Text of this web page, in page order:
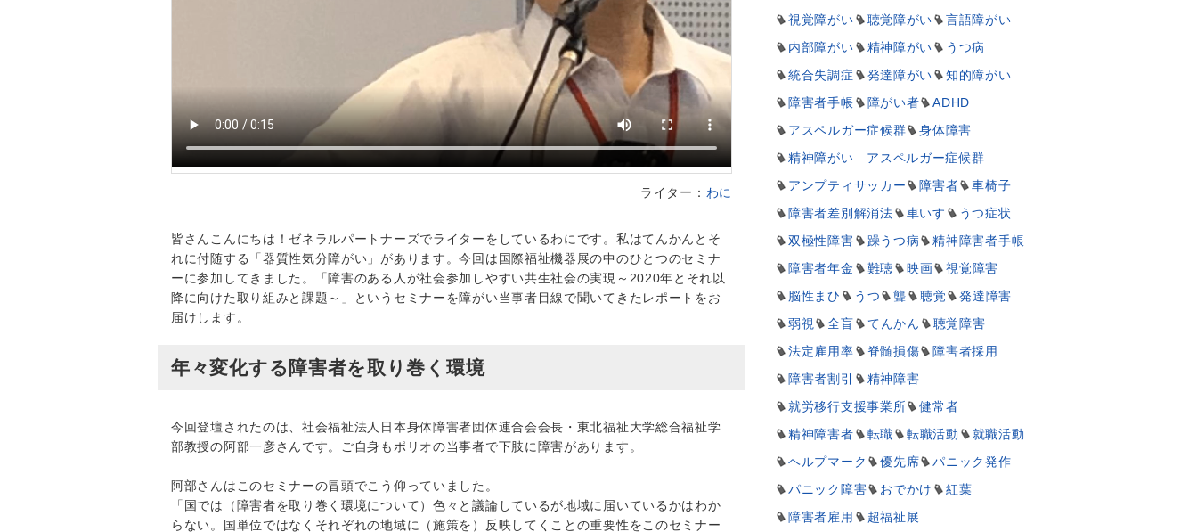
ライター： わに
皆さんこんにちは！ゼネラルパートナーズでライターをしているわにです。私はてんかんとそ
れに付随する「器質性気分障がい」があります。今回は国際福祉機器展の中のひとつのセミナ
ーに参加してきました。「障害のある人が社会参加しやすい共生社会の実現～2020年とそれ以
降に向けた取り組みと課題～」というセミナーを障がい当事者目線で聞いてきたレポートをお
届けします。
年々変化する障害者を取り巻く環境
今回登壇されたのは、社会福祉法人日本身体障害者団体連合会会長・東北福祉大学総合福祉学
部教授の阿部一彦さんです。ご自身もポリオの当事者で下肢に障害があります。
阿部さんはこのセミナーの冒頭でこう仰っていました。
「国では（障害者を取り巻く環境について）色々と議論しているが地域に届いているかはわか
らない。国単位ではなくそれぞれの地域に（施策を）反映してくことの重要性をこのセミナー
視覚障がい
聴覚障がい
言語障がい
内部障がい
精神障がい
うつ病
統合失調症
発達障がい
知的障がい
障害者手帳
障がい者
ADHD
アスペルガー症候群
身体障害
精神障がい アスペルガー症候群
アンプティサッカー
障害者
車椅子
障害者差別解消法
車いす
うつ症状
双極性障害
躁うつ病
精神障害者手帳
障害者年金
難聴 映画
視覚障害
脳性まひ
うつ 聾 聴覚
発達障害
弱視
全盲 てんかん
聴覚障害
法定雇用率
脊髄損傷
障害者採用
障害者割引
精神障害
就労移行支援事業所
健常者
精神障害者
転職 転職活動
就職活動
ヘルプマーク
優先席
パニック発作
パニック障害
おでかけ
紅葉
障害者雇用
超福祉展